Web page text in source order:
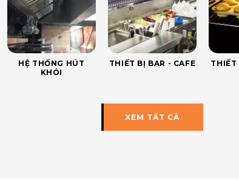
HỆ THỐNG HÚT
KHÓI
THIẾT BỊ BAR - CAFE THIẾT
XEM TẤT CẢ